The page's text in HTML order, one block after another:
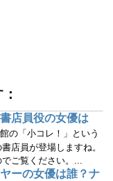
店員役の女優は
の「小コレ！」という
店員が登場しますね。
ご覧ください。...
ーの女優は誰？ナ